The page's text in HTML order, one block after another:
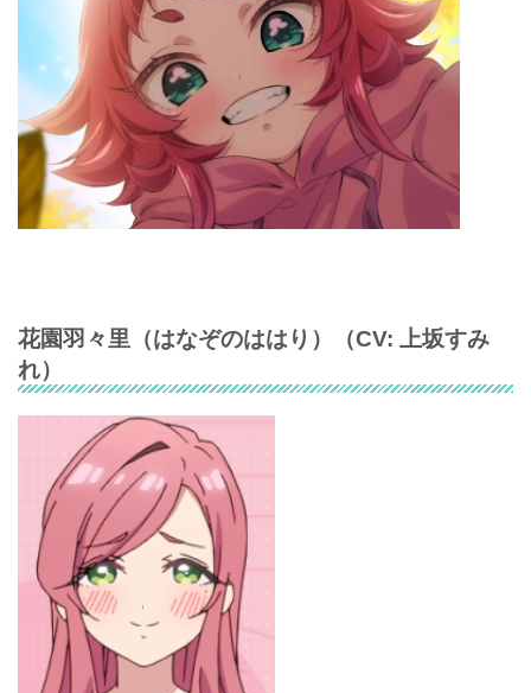
花園羽々里 （はなぞのははり ）（CV:
上坂すみ
れ）